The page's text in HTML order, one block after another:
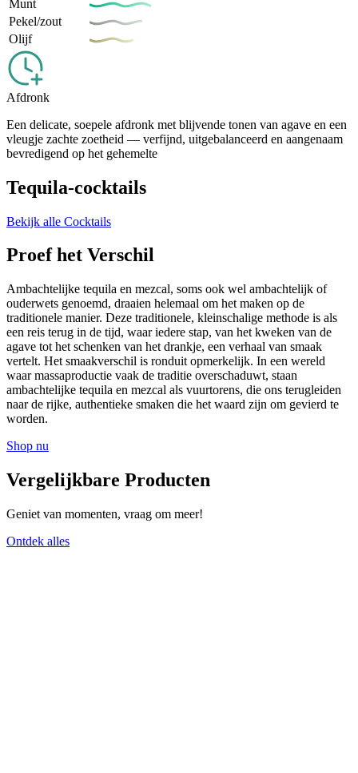
Munt
Pekel/zout
Olijf
Afdronk
Een delicate, soepele afdronk met blijvende tonen van agave en een
vleugje zachte zoetheid — verfijnd, uitgebalanceerd en aangenaam
bevredigend op het gehemelte
Tequila-cocktails
Bekijk alle Cocktails
Proef het Verschil
Ambachtelijke tequila en mezcal, soms ook wel ambachtelijk of
ouderwets genoemd, draaien helemaal om het maken op de
traditionele manier. Deze traditionele, kleinschalige methode is als
een reis terug in de tijd, waar iedere stap, van het kweken van de
agave tot het schenken van het drankje, een verhaal van smaak
vertelt. Het smaakverschil is ronduit opmerkelijk. In een wereld
waar massaproductie vaak de traditie overschaduwt, staan
ambachtelijke tequila en mezcal als vuurtorens, die ons terugleiden
naar de rijke, authentieke smaken die het waard zijn om gevierd te
worden.
Shop nu
Vergelijkbare Producten
Geniet van momenten, vraag om meer!
Ontdek alles